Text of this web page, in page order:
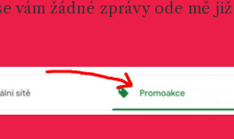
vám žádné zprávy ode mě již